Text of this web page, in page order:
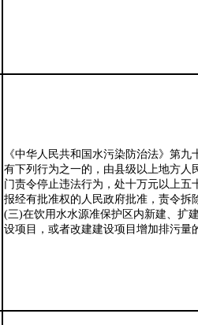
《中华人民共和国水污染防治法》第九
有下列行为之一的，由县级以上地方人
门责令停止违法行为，处十万元以上五
报经有批准权的人民政府批准，责令拆
(三)在饮用水水源准保护区内新建、扩
设项目，或者改建建设项目增加排污量